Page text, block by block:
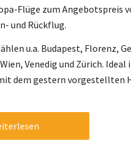
Flüge zum Angebotspreis
und Rückflug.
u.a. Budapest, Florenz,
Venedig und Zürich. Ideal
dem gestern vorgestellten